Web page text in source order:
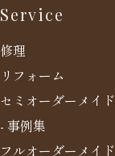
Service
修理
リフォーム
セミオーダーメイド
- 事例集
フルオーダーメイド